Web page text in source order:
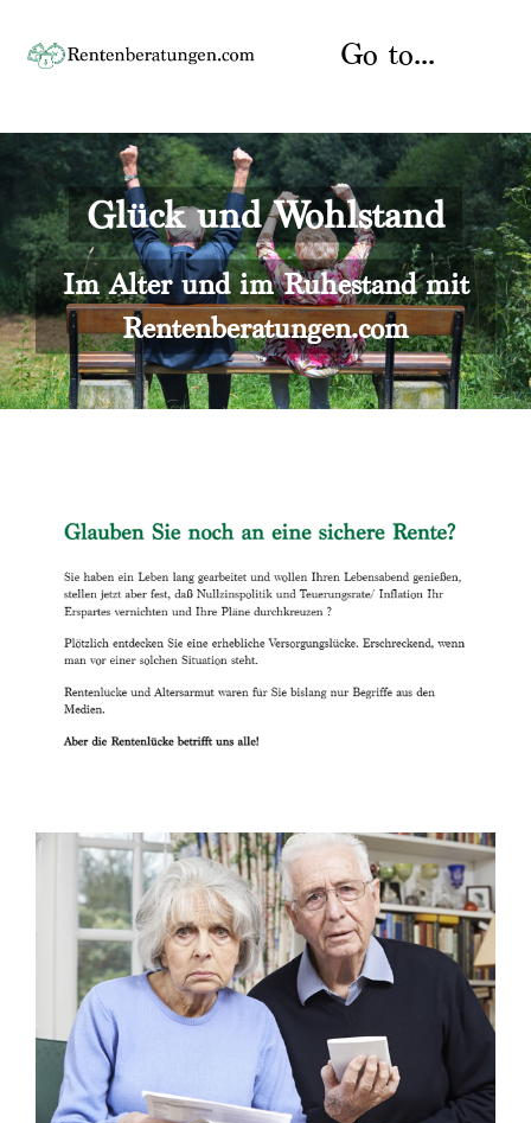
content
Go to...
Startseite
Rente
Rentenberater
Rentenversicherung
Versicherungsberatung
Über uns
Kontakt
Glück und Wohlstand
Im Alter und im Ruhestand mit
Rentenberatungen.com